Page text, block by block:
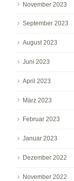
November 2023
September 2023
August 2023
Juni 2023
April 2023
März 2023
Februar 2023
Januar 2023
Dezember 2022
November 2022